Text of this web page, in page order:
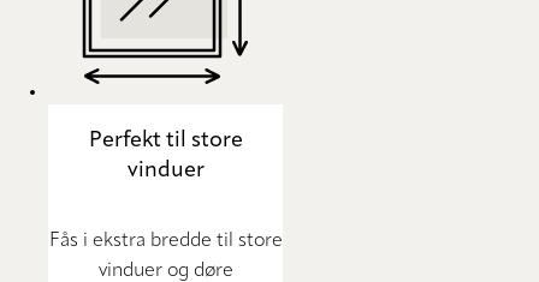
Perfekt til store
vinduer
Fås i ekstra bredde til store
vinduer og døre